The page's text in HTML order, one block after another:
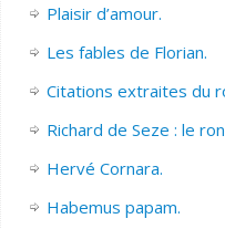
Plaisir d’amour.
Les fables de Florian.
Citations extraites du
Richard de Seze : le
Hervé Cornara.
Habemus papam.